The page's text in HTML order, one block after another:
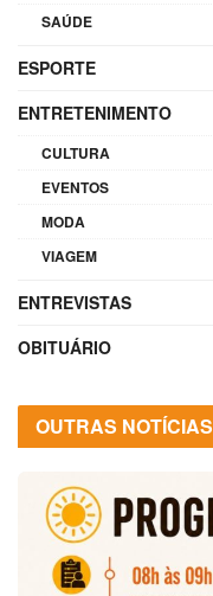
SAÚDE
ESPORTE
ENTRETENIMENTO
CULTURA
EVENTOS
MODA
VIAGEM
ENTREVISTAS
OBITUÁRIO
OUTRAS NOTÍCIAS